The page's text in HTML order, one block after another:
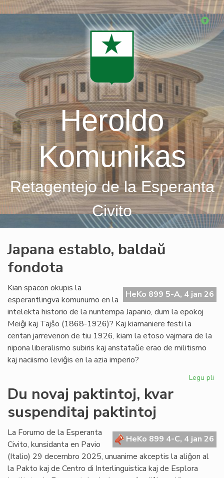
Skip
Heroldo
Komunikas
Retagentejo de la Esperanta
Civito
Japana establo, baldaŭ
fondota
HeKo 899 5-A, 4 jan 26
Kian spacon okupis la
esperantlingva komunumo en la
intelekta historio de la nuntempa Japanio, dum la epokoj
Meiĝi kaj Tajŝo (1868-1926)? Kaj kiamaniere festi la
centan jarrevenon de tiu 1926, kiam la etoso vajmara de la
nipona liberalismo subiris kaj anstataŭe erao de militismo
kaj naciismo leviĝis en la azia imperio?
Legu pli
Du novaj paktintoj, kvar
suspenditaj paktintoj
HeKo 899 4-C, 4 jan 26
La Forumo de la Esperanta
Civito, kunsidanta en Pavio
(Italio) 29 decembro 2025, unuanime akceptis la aliĝon al
la Pakto kaj de Centro di Interlinguistica kaj de Esplora